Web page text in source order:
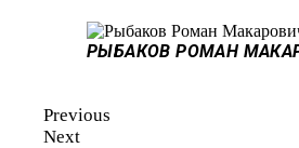
РЫБАКОВ РОМАН
Previous
Next